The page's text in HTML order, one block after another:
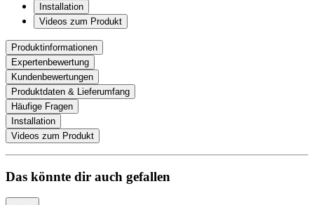
Installation
Videos zum Produkt
Produktinformationen
Expertenbewertung
Kundenbewertungen
Produktdaten & Lieferumfang
Häufige Fragen
Installation
Videos zum Produkt
Das könnte dir auch gefallen